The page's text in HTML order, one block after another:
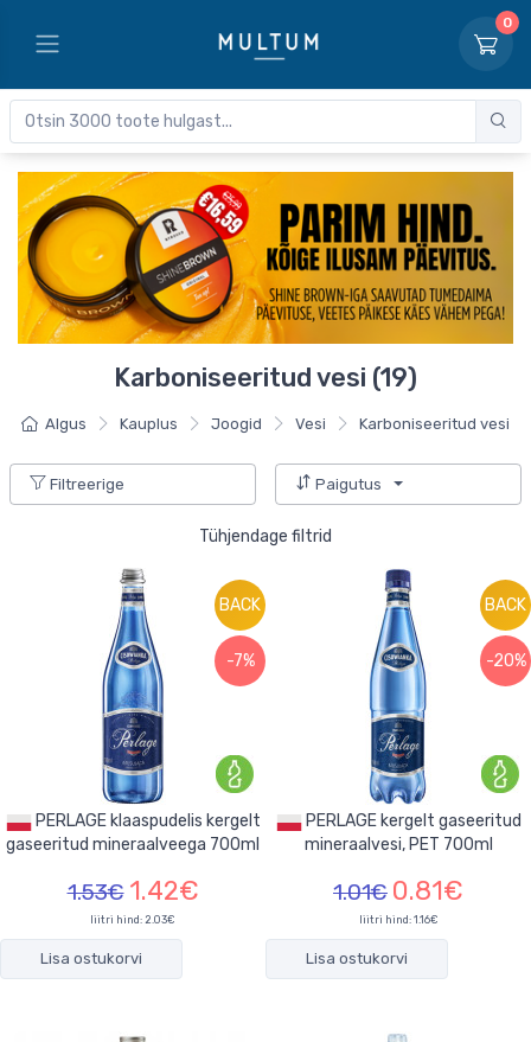
0
Karboniseeritud vesi (19)
Algus Kauplus Joogid Vesi Karboniseeritud vesi
Filtreerige Paigutus
Tühjendage filtrid
BACK
-7%
PERLAGE klaaspudelis kergelt
gaseeritud mineraalveega 700ml
1.53€ 1.42€
liitri hind: 2.03€
Lisa ostukorvi
BACK
-20%
PERLAGE kergelt gaseeritud
mineraalvesi, PET 700ml
1.01€ 0.81€
liitri hind: 1.16€
Lisa ostukorvi